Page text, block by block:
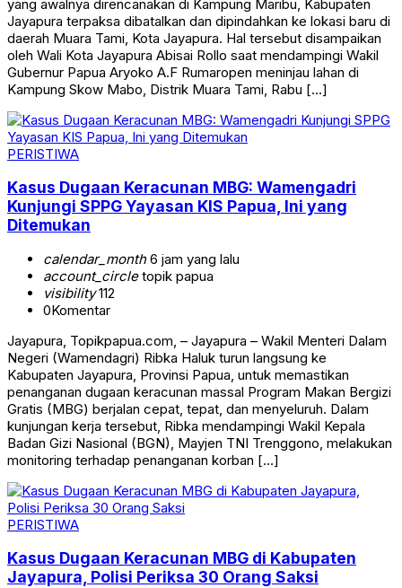
yang awalnya direncanakan di Kampung Maribu, Kabupaten
Jayapura terpaksa dibatalkan dan dipindahkan ke lokasi baru di
daerah Muara Tami, Kota Jayapura. Hal tersebut disampaikan
oleh Wali Kota Jayapura Abisai Rollo saat mendampingi Wakil
Gubernur Papua Aryoko A.F Rumaropen meninjau lahan di
Kampung Skow Mabo, Distrik Muara Tami, Rabu […]
PERISTIWA
Kasus Dugaan Keracunan MBG: Wamengadri
Kunjungi SPPG Yayasan KIS Papua, Ini yang
Ditemukan
calendar_month6 jam yang lalu
account_circletopik papua
visibility112
0Komentar
Jayapura, Topikpapua.com, – Jayapura – Wakil Menteri Dalam
Negeri (Wamendagri) Ribka Haluk turun langsung ke
Kabupaten Jayapura, Provinsi Papua, untuk memastikan
penanganan dugaan keracunan massal Program Makan Bergizi
Gratis (MBG) berjalan cepat, tepat, dan menyeluruh. Dalam
kunjungan kerja tersebut, Ribka mendampingi Wakil Kepala
Badan Gizi Nasional (BGN), Mayjen TNI Trenggono, melakukan
monitoring terhadap penanganan korban […]
PERISTIWA
Kasus Dugaan Keracunan MBG di Kabupaten
Jayapura, Polisi Periksa 30 Orang Saksi